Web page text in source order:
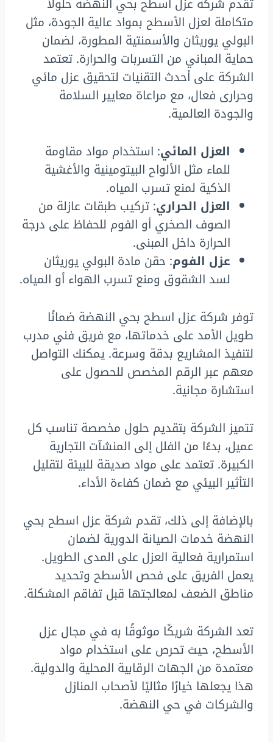
متكاملة لعزل الأسطح بمواد عالية الجودة، مثل
البولي يوريثان والأسمنتية المطورة، لضمان
حماية المباني من التسربات والحرارة. تعتمد
الشركة على أحدث التقنيات لتحقيق عزل مائي
وحرارى فعال، مع مراعاة معايير السلامة
والجودة العالمية.
العزل المائي: استخدام مواد مقاومة
للماء مثل الألواح البيتومينية والأغشية
الذكية لمنع تسرب المياه.
العزل الحراري: تركيب طبقات عازلة من
الصوف الصخري أو الفوم للحفاظ على درجة
الحرارة داخل المبنى.
عزل الفوم: حقن مادة البولي يوريثان
لسد الشقوق ومنع تسرب الهواء أو المياه.
توفر شركة عزل اسطح بحي النهضة ضمانًا
طويل الأمد على خدماتها، مع فريق فني مدرب
لتنفيذ المشاريع بدقة وسرعة. يمكنك التواصل
معهم عبر الرقم المخصص للحصول على
استشارة مجانية.
تتميز الشركة بتقديم حلول مخصصة تناسب كل
عميل، بدءًا من الفلل إلى المنشآت التجارية
الكبيرة. تعتمد على مواد صديقة للبيئة لتقليل
التأثير البيئي مع ضمان كفاءة الأداء.
بالإضافة إلى ذلك، تقدم شركة عزل اسطح بحي
النهضة خدمات الصيانة الدورية لضمان
استمرارية فعالية العزل على المدى الطويل.
يعمل الفريق على فحص الأسطح وتحديد
مناطق الضعف لمعالجتها قبل تفاقم المشكلة.
تعد الشركة شريكًا موثوقًا به في مجال عزل
الأسطح، حيث تحرص على استخدام مواد
معتمدة من الجهات الرقابية المحلية والدولية.
هذا يجعلها خيارًا مثاليًا لأصحاب المنازل
والشركات في حي النهضة.